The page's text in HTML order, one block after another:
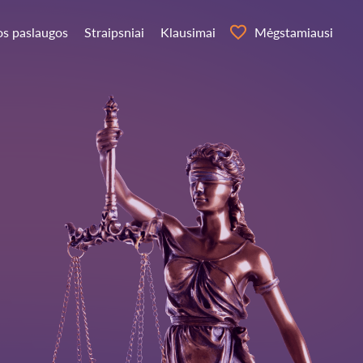
paslaugos Straipsniai Klausimai Mėgstamiausi